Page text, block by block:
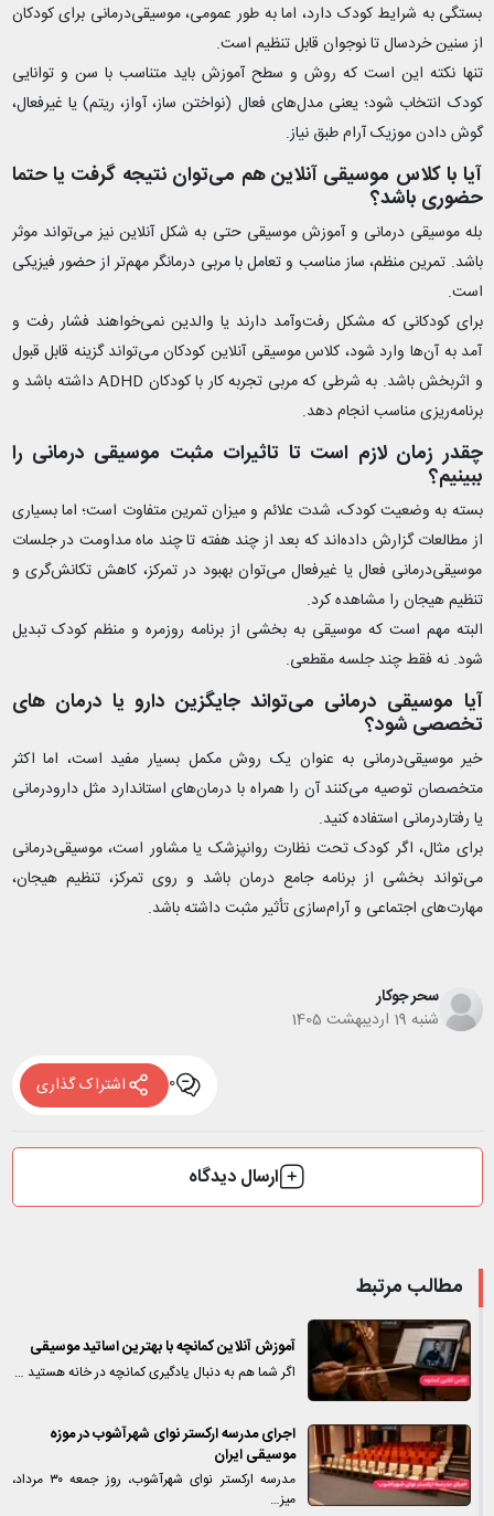
بستگی به شرایط کودک دارد، اما به طور عمومی، موسیقی‌درمانی برای کودکان
از سنین خردسال تا نوجوان قابل تنظیم است.
تنها نکته این است که روش و سطح آموزش باید متناسب با سن و توانایی
کودک انتخاب شود؛ یعنی مدل‌های فعال (نواختن ساز، آواز، ریتم) یا غیرفعال،
گوش دادن موزیک آرام طبق نیاز.
آیا با کلاس موسیقی آنلاین هم می‌توان نتیجه گرفت یا حتما
حضوری باشد؟
بله موسیقی‌ درمانی و آموزش موسیقی حتی به شکل آنلاین نیز می‌تواند موثر
باشد. تمرین منظم، ساز مناسب و تعامل با مربی درمانگر مهم‌تر از حضور فیزیکی
است.
برای کودکانی که مشکل رفت‌وآمد دارند یا والدین نمی‌خواهند فشار رفت‌ و
آمد به آن‌ها وارد شود، کلاس موسیقی آنلاین کودکان می‌تواند گزینه قابل قبول
و اثربخش باشد. به شرطی که مربی تجربه کار با کودکان ADHD داشته باشد و
برنامه‌ریزی مناسب انجام دهد.
چقدر زمان لازم است تا تاثیرات مثبت موسیقی‌ درمانی را
ببینیم؟
بسته به وضعیت کودک، شدت علائم و میزان تمرین متفاوت است؛ اما بسیاری
از مطالعات گزارش داده‌اند که بعد از چند هفته تا چند ماه مداومت در جلسات
موسیقی‌درمانی فعال یا غیرفعال می‌توان بهبود در تمرکز، کاهش تکانش‌گری و
تنظیم هیجان را مشاهده کرد.
البته مهم است که موسیقی به بخشی از برنامه روزمره و منظم کودک تبدیل
شود. نه فقط چند جلسه مقطعی.
آیا موسیقی‌ درمانی می‌تواند جایگزین دارو یا درمان‌ های
تخصصی شود؟
خیر موسیقی‌درمانی به عنوان یک روش مکمل بسیار مفید است، اما اکثر
متخصصان توصیه می‌کنند آن را همراه با درمان‌های استاندارد مثل دارودرمانی
یا رفتاردرمانی استفاده کنید.
برای مثال، اگر کودک تحت نظارت روانپزشک یا مشاور است، موسیقی‌درمانی
می‌تواند بخشی از برنامه جامع درمان باشد و روی تمرکز، تنظیم هیجان،
مهارت‌های اجتماعی و آرام‌سازی تأثیر مثبت داشته باشد.
سحر جوکار
شنبه 19 اردیبهشت 1405
0 اشتراک گذاری
ارسال دیدگاه
مطالب مرتبط
آموزش آنلاین کمانچه با بهترین اساتید موسیقی
اگر شما هم به دنبال یادگیری کمانچه در خانه هستید …
اجرای مدرسه ارکستر نوای شهرآشوب در موزه
موسیقی ایران
مدرسه ارکستر نوای شهرآشوب، روز جمعه ۳۰ مرداد،
میز…